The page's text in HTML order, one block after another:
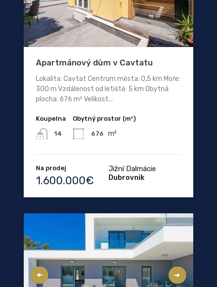
Apartmánový dům v Cavtatu
Lokalita: Cavtat Centrum města: 0,5 km Moře:
300 m Vzdálenost od letiště: 5 km Obytná
plocha: 676 m² Velikost...
Koupelna
14
Obytný prostor (m²)
676 m²
Na prodej
1.600.000€
Jižní Dalmácie
Dubrovnik